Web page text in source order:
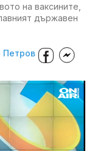
на ваксините,
държавен
Петров